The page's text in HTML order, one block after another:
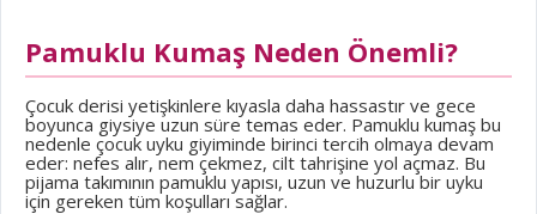
Pamuklu Kumaş Neden Önemli?
Çocuk derisi yetişkinlere kıyasla daha hassastır ve gece
boyunca giysiye uzun süre temas eder. Pamuklu kumaş bu
nedenle çocuk uyku giyiminde birinci tercih olmaya devam
eder: nefes alır, nem çekmez, cilt tahrişine yol açmaz. Bu
pijama takımının pamuklu yapısı, uzun ve huzurlu bir uyku
için gereken tüm koşulları sağlar.